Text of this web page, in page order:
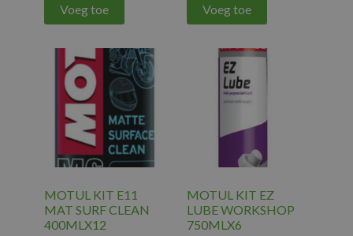
Voeg toe Voeg toe
MOTUL KIT E11
MAT SURF CLEAN
400MLX12
MOTUL KIT EZ
LUBE WORKSHOP
750MLX6